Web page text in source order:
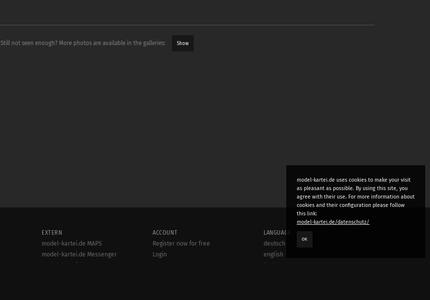
Still not seen enough? More photos are available in the galleries: Show
model-kartei.de uses cookies to make your visit
as pleasant as possible. By using this site, you
agree with their use. For more information about
cookies and their configuration please follow
this link:
model-kartei.de/datenschutz/
OK
EXTERN
model-kartei.de MAPS
model-kartei.de Messenger
ACCOUNT
Register now for free
Login
LANGUAGE
deutsch
english